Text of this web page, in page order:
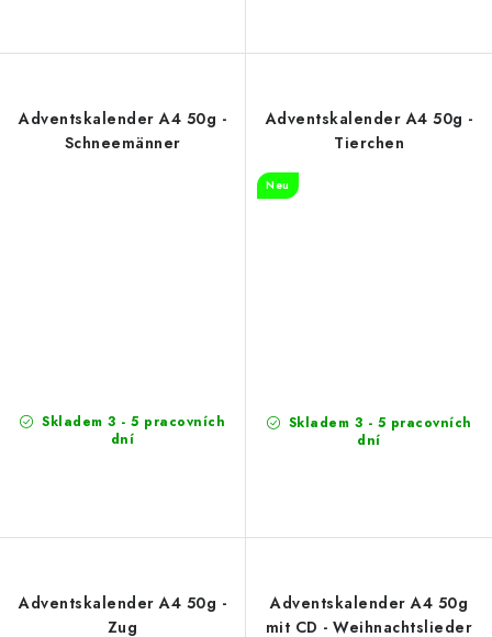
Adventskalender A4 50g -
Schneemänner
Skladem 3 - 5 pracovních
dní
Adventskalender A4 50g -
Tierchen
Neu
Skladem 3 - 5 pracovních
dní
Adventskalender A4 50g -
Zug
Adventskalender A4 50g
mit CD - Weihnachtslieder